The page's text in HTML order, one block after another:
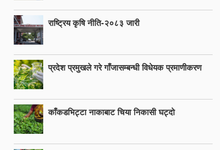
राष्ट्रिय कृषि नीति-२०८३ जारी
प्रदेश प्रमुखले गरे गाँजासम्बन्धी विधेयक प्रमाणीकरण
काँकडभिट्टा नाकाबाट चिया निकासी घट्दो